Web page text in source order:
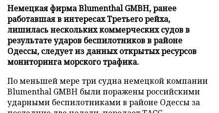
Немецкая фирма Blumenthal GMBH, ранее
работавшая в интересах Третьего рейха,
лишилась нескольких коммерческих судов в
результате ударов беспилотников в районе
Одессы, следует из данных открытых ресурсов
мониторинга морского трафика.
По меньшей мере три судна немецкой компании
Blumenthal GMBH были поражены российскими
ударными беспилотниками в районе Одессы за